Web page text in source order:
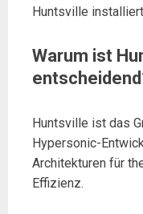
Huntsville
Warum ist
Huntsville ist das
Hypersonic-
Architekturen für
Effizienz.